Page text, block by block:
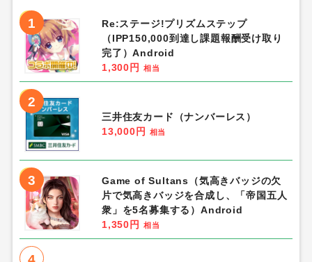
1
Re:ステージ!プリズムステップ
（IPP150,000到達し課題報酬受け取り
完了）Android
1,300円
相当
2
三井住友カード（ナンバーレス）
13,000円
相当
3
Game of Sultans（気高きバッジの欠
片で気高きバッジを合成し、「帝国五人
衆」を5名募集する）Android
1,350円
相当